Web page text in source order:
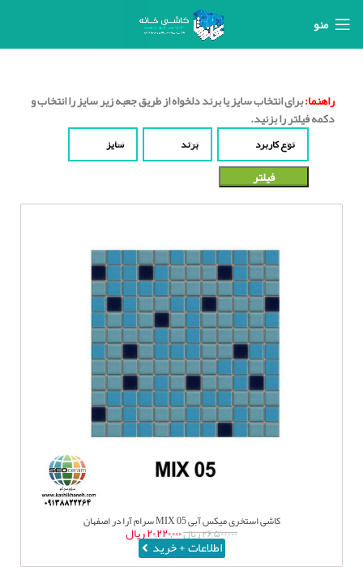
منو
راهنما:برای انتخاب سایز یا برند دلخواه از طریق جعبه زیر سایز را انتخاب و
دکمه فیلتر را بزنید.
نوع کاربرد برند سایز
فیلتر
کاشی استخری میکس آبی MIX 05 سرام آرا در اصفهان
۲۶,۵۰۰,۰۰۰ریال۲۰,۲۲۰,۰۰۰ریال
اطلاعات + خرید